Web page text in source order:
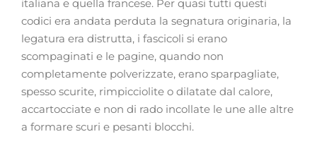
italiana e quella francese. Per quasi tutti questi
codici era andata perduta la segnatura originaria, la
legatura era distrutta, i fascicoli si erano
scompaginati e le pagine, quando non
completamente polverizzate, erano sparpagliate,
spesso scurite, rimpicciolite o dilatate dal calore,
accartocciate e non di rado incollate le une alle altre
a formare scuri e pesanti blocchi.